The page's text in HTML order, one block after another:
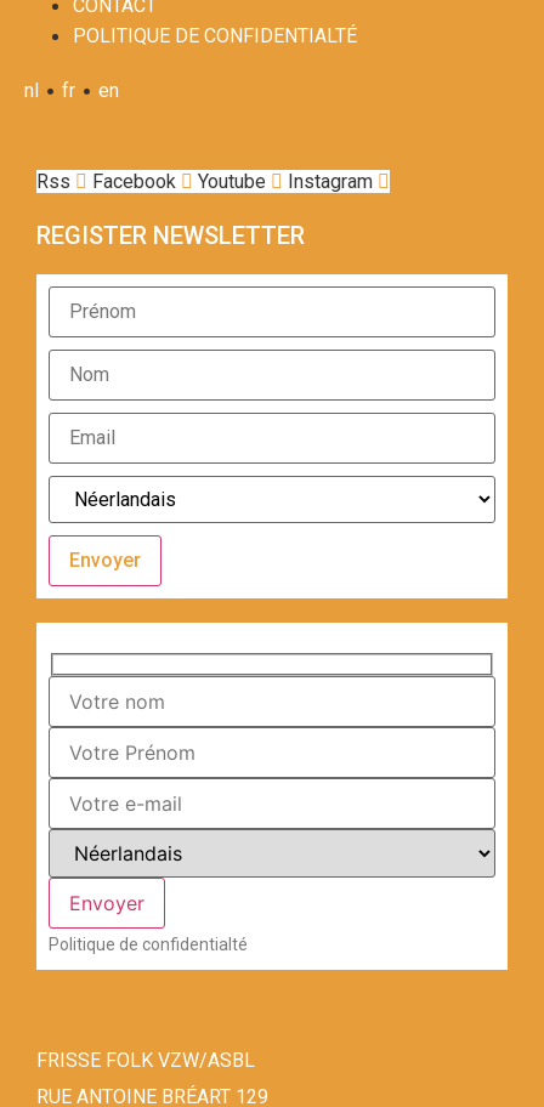
CONTACT
POLITIQUE DE CONFIDENTIALTÉ
nl • fr • en
Rss Facebook Youtube Instagram
REGISTER NEWSLETTER
Envoyer
Politique de confidentialté
FRISSE FOLK VZW/ASBL
RUE ANTOINE BRÉART 129